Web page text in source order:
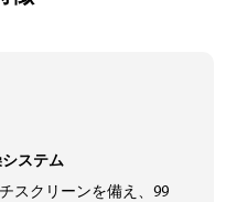
ステム
スクリーンを備え、99